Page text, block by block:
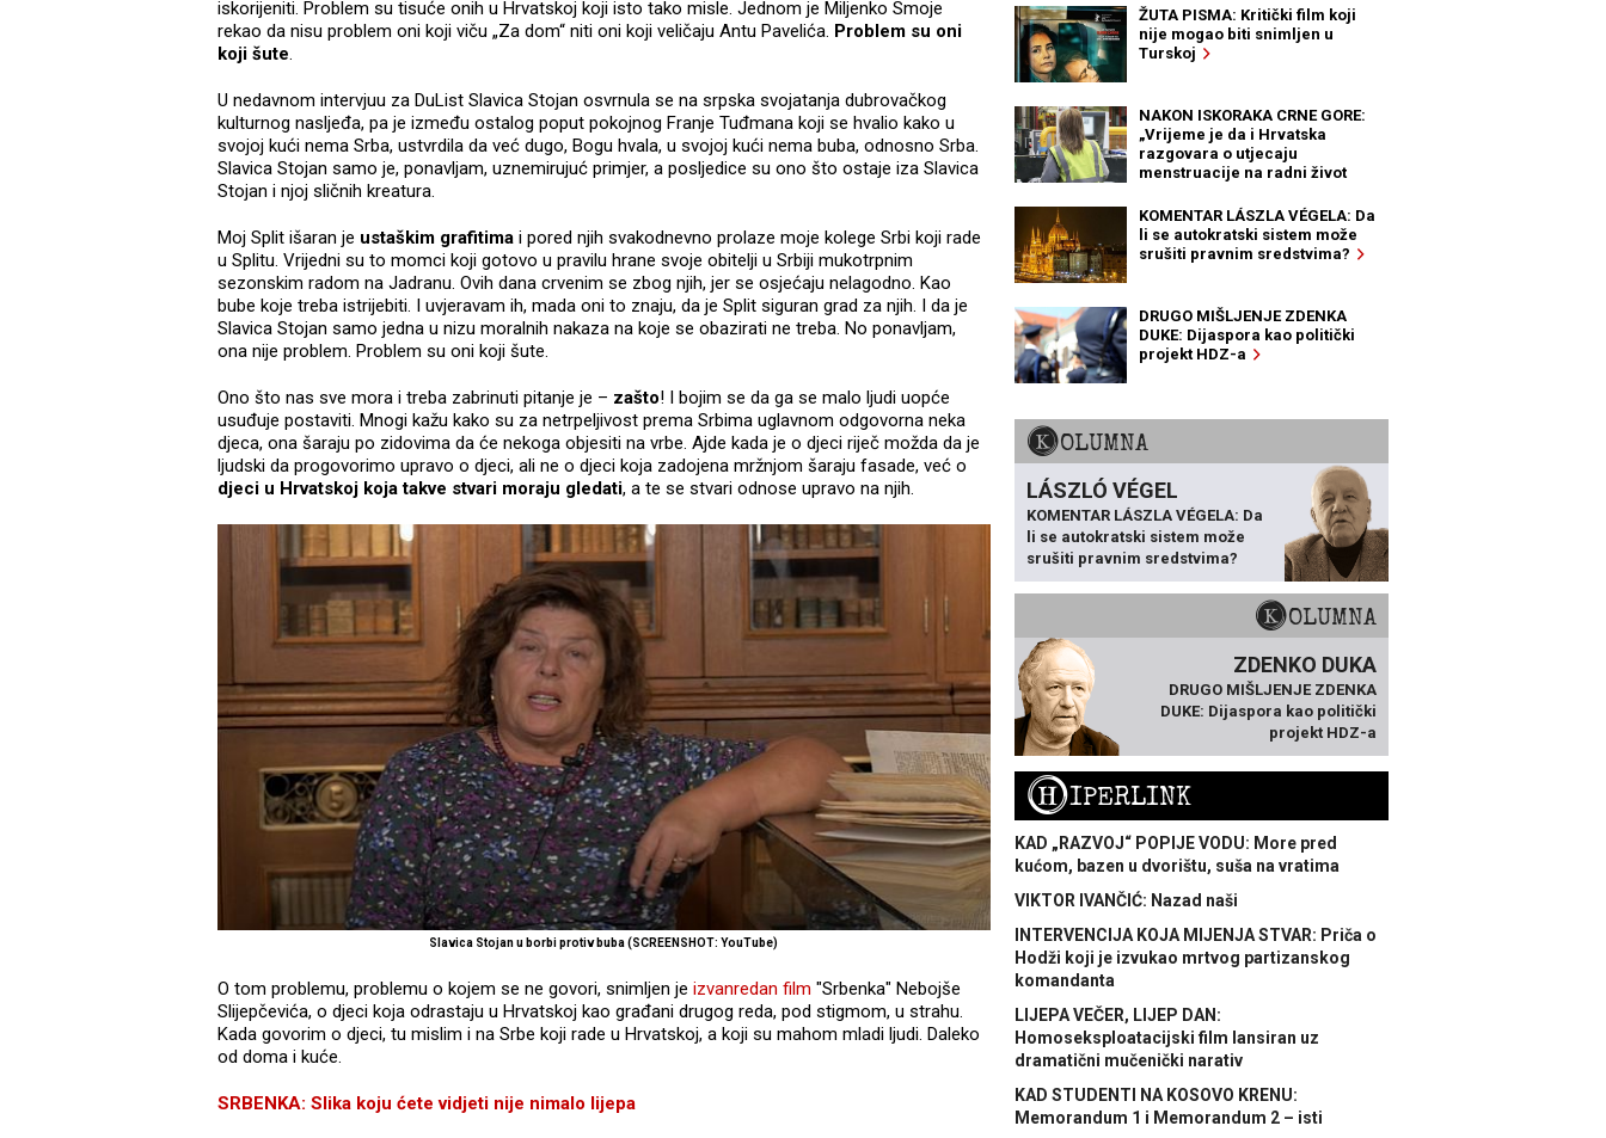
iskorijeniti. Problem su tisuće onih u Hrvatskoj koji isto tako misle. Jednom je Miljenko Smoje
rekao da nisu problem oni koji viču „Za dom“ niti oni koji veličaju Antu Pavelića. Problem su oni
koji šute.
U nedavnom intervjuu za DuList Slavica Stojan osvrnula se na srpska svojatanja dubrovačkog
kulturnog nasljeđa, pa je između ostalog poput pokojnog Franje Tuđmana koji se hvalio kako u
svojoj kući nema Srba, ustvrdila da već dugo, Bogu hvala, u svojoj kući nema buba, odnosno Srba.
Slavica Stojan samo je, ponavljam, uznemirujuć primjer, a posljedice su ono što ostaje iza Slavica
Stojan i njoj sličnih kreatura.
Moj Split išaran je ustaškim grafitima i pored njih svakodnevno prolaze moje kolege Srbi koji rade
u Splitu. Vrijedni su to momci koji gotovo u pravilu hrane svoje obitelji u Srbiji mukotrpnim
sezonskim radom na Jadranu. Ovih dana crvenim se zbog njih, jer se osjećaju nelagodno. Kao
bube koje treba istrijebiti. I uvjeravam ih, mada oni to znaju, da je Split siguran grad za njih. I da je
Slavica Stojan samo jedna u nizu moralnih nakaza na koje se obazirati ne treba. No ponavljam,
ona nije problem. Problem su oni koji šute.
Ono što nas sve mora i treba zabrinuti pitanje je – zašto! I bojim se da ga se malo ljudi uopće
usuđuje postaviti. Mnogi kažu kako su za netrpeljivost prema Srbima uglavnom odgovorna neka
djeca, ona šaraju po zidovima da će nekoga objesiti na vrbe. Ajde kada je o djeci riječ možda da je
ljudski da progovorimo upravo o djeci, ali ne o djeci koja zadojena mržnjom šaraju fasade, već o
djeci u Hrvatskoj koja takve stvari moraju gledati, a te se stvari odnose upravo na njih.
Slavica Stojan u borbi protiv buba (SCREENSHOT: YouTube)
O tom problemu, problemu o kojem se ne govori, snimljen je izvanredan film "Srbenka" Nebojše
Slijepčevića, o djeci koja odrastaju u Hrvatskoj kao građani drugog reda, pod stigmom, u strahu.
Kada govorim o djeci, tu mislim i na Srbe koji rade u Hrvatskoj, a koji su mahom mladi ljudi. Daleko
od doma i kuće.
SRBENKA: Slika koju ćete vidjeti nije nimalo lijepa
ŽUTA PISMA: Kritički film koji
nije mogao biti snimljen u
Turskoj
NAKON ISKORAKA CRNE GORE:
„Vrijeme je da i Hrvatska
razgovara o utjecaju
menstruacije na radni život
KOMENTAR LÁSZLA VÉGELA: Da
li se autokratski sistem može
srušiti pravnim sredstvima?
DRUGO MIŠLJENJE ZDENKA
DUKE: Dijaspora kao politički
projekt HDZ-a
KOLUMNA
LÁSZLÓ VÉGEL
KOMENTAR LÁSZLA VÉGELA: Da
li se autokratski sistem može
srušiti pravnim sredstvima?
KOLUMNA
ZDENKO DUKA
DRUGO MIŠLJENJE ZDENKA
DUKE: Dijaspora kao politički
projekt HDZ-a
HIPERLINK
KAD „RAZVOJ“ POPIJE VODU: More pred
kućom, bazen u dvorištu, suša na vratima
VIKTOR IVANČIĆ: Nazad naši
INTERVENCIJA KOJA MIJENJA STVAR: Priča o
Hodži koji je izvukao mrtvog partizanskog
komandanta
LIJEPA VEČER, LIJEP DAN:
Homoseksploatacijski film lansiran uz
dramatični mučenički narativ
KAD STUDENTI NA KOSOVO KRENU:
Memorandum 1 i Memorandum 2 – isti